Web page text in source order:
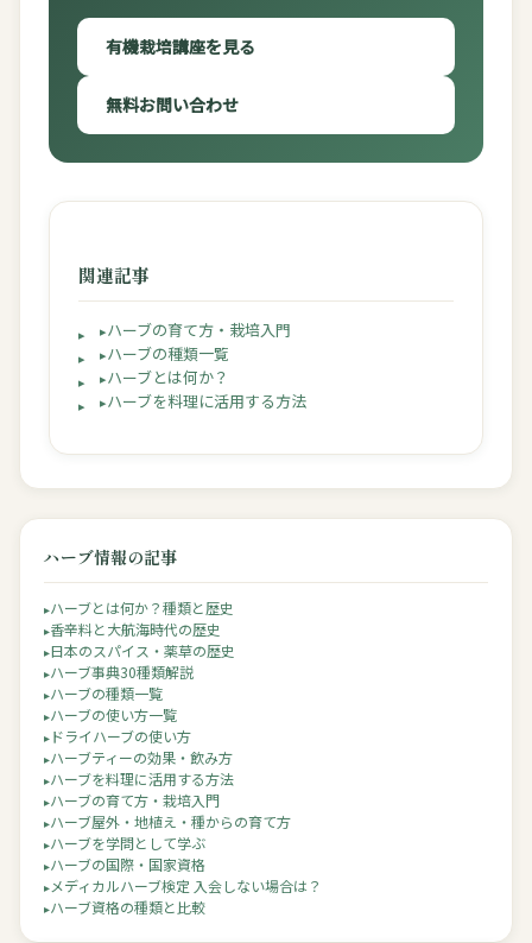
有機栽培講座を見る
無料お問い合わせ
関連記事
ハーブの育て方・栽培入門
ハーブの種類一覧
ハーブとは何か？
ハーブを料理に活用する方法
ハーブ情報の記事
ハーブとは何か？種類と歴史
香辛料と大航海時代の歴史
日本のスパイス・薬草の歴史
ハーブ事典30種類解説
ハーブの種類一覧
ハーブの使い方一覧
ドライハーブの使い方
ハーブティーの効果・飲み方
ハーブを料理に活用する方法
ハーブの育て方・栽培入門
ハーブ屋外・地植え・種からの育て方
ハーブを学問として学ぶ
ハーブの国際・国家資格
メディカルハーブ検定 入会しない場合は？
ハーブ資格の種類と比較